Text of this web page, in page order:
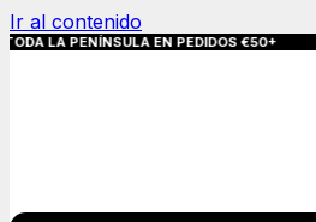
Ir al contenido
EN PEDIDOS €50+